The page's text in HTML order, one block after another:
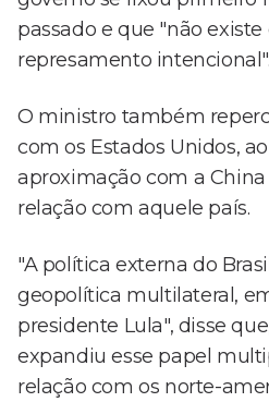
passado e que "não
represamento intencional".
O ministro também
com os Estados Unidos,
aproximação com a
relação com aquele país.
"A política externa do
geopolítica multilateral,
presidente Lula", disse
expandiu esse papel
relação com os norte-